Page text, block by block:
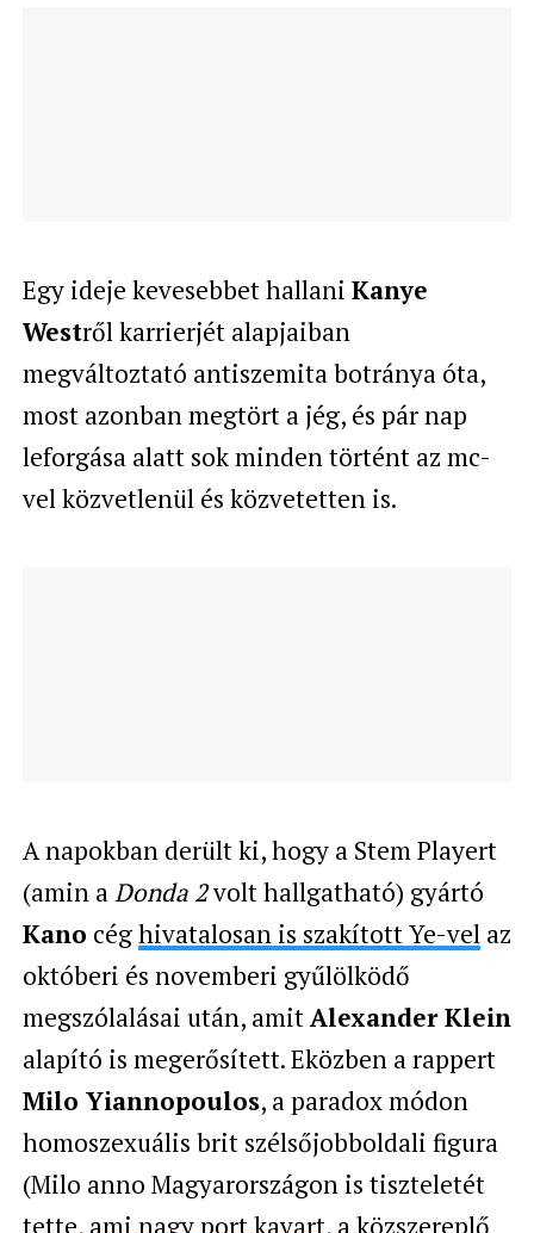
Egy ideje kevesebbet hallani Kanye
Westről karrierjét alapjaiban
megváltoztató antiszemita botránya óta,
most azonban megtört a jég, és pár nap
leforgása alatt sok minden történt az mc-
vel közvetlenül és közvetetten is.
A napokban derült ki, hogy a Stem Playert
(amin aDonda 2volt hallgatható) gyártó
Kano céghivatalosan is szakított Ye-velaz
októberi és novemberi gyűlölködő
megszólalásai után, amitAlexander Klein
alapító is megerősített. Eközben a rappert
Milo Yiannopoulos, a paradox módon
homoszexuális brit szélsőjobboldali figura
(Milo anno Magyarországon is tiszteletét
tette, ami nagy port kavart, a közszereplő